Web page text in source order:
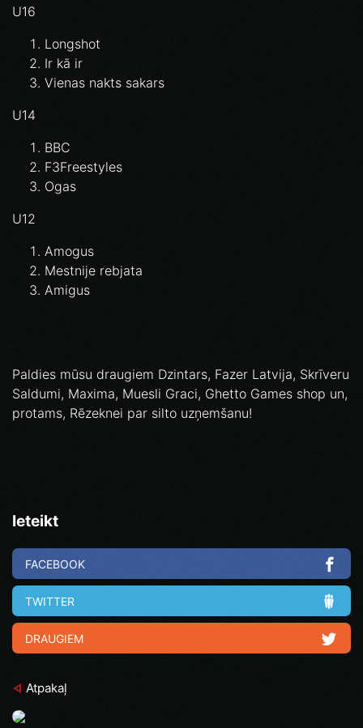
U16
Longshot
Ir kā ir
Vienas nakts sakars
U14
BBC
F3Freestyles
Ogas
U12
Amogus
Mestnije rebjata
Amigus
Paldies mūsu draugiem Dzintars, Fazer Latvija, Skrīveru
Saldumi, Maxima, Muesli Graci, Ghetto Games shop un,
protams, Rēzeknei par silto uzņemšanu!
Ieteikt
FACEBOOK
TWITTER
DRAUGIEM
Atpakaļ